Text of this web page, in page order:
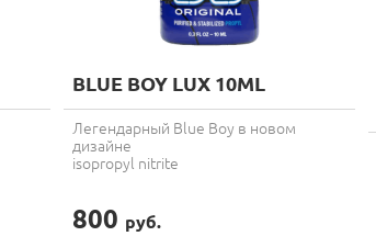
BLUE BOY LUX 10ML
Легендарный Blue Boy в новом
дизайне
isopropyl nitrite
800 руб.